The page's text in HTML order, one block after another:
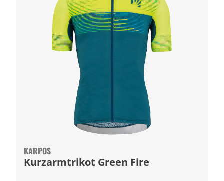
KARPOS
Kurzarmtrikot Green Fire